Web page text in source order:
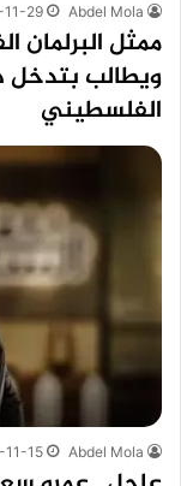
Abdel Mola
11-29
ممثل
ويطالب بتدخل
الفلسطيني
Abdel Mola
11-15